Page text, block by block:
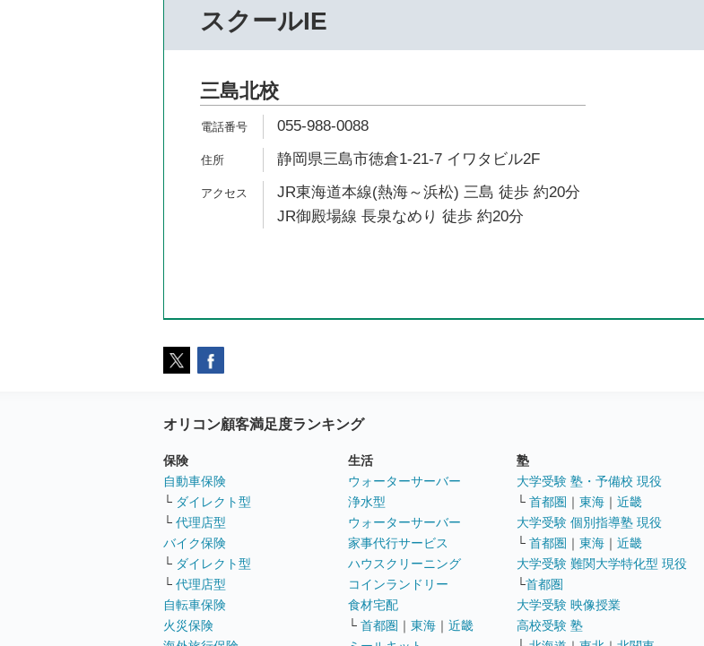
スクールIE
三島北校
055-988-0088
静岡県三島市徳倉1-21-7 イワタビル2F
JR東海道本線(熱海～浜松) 三島 徒歩 約20分
JR御殿場線 長泉なめり 徒歩 約20分
オリコン顧客満足度ランキング
保険
自動車保険
└ ダイレクト型
└ 代理店型
バイク保険
└ ダイレクト型
└ 代理店型
自転車保険
火災保険
生活
ウォーターサーバー
浄水型
ウォーターサーバー
家事代行サービス
ハウスクリーニング
コインランドリー
食材宅配
└ 首都圏 ｜ 東海 ｜ 近畿
塾
大学受験 塾・予備校 現役
└ 首都圏 ｜ 東海 ｜ 近畿
大学受験 個別指導塾 現役
└ 首都圏 ｜ 東海 ｜ 近畿
大学受験 難関大学特化型 現役
└首都圏
大学受験 映像授業
高校受験 塾